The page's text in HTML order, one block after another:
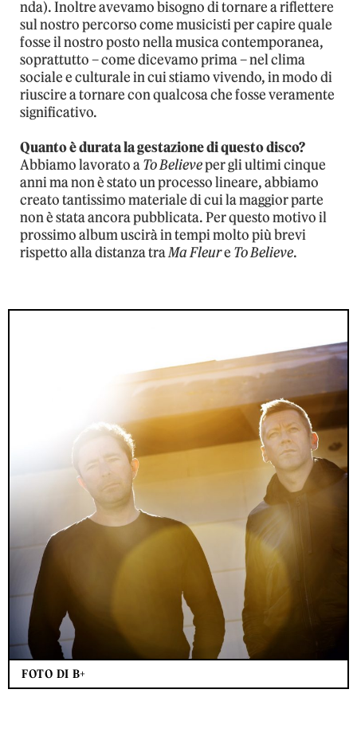
nda). Inoltre avevamo bisogno di tornare a riflettere
sul nostro percorso come musicisti per capire quale
fosse il nostro posto nella musica contemporanea,
soprattutto – come dicevamo prima – nel clima
sociale e culturale in cui stiamo vivendo, in modo di
riuscire a tornare con qualcosa che fosse veramente
significativo.
Quanto è durata la gestazione di questo disco?
Abbiamo lavorato aTo Believeper gli ultimi cinque
anni ma non è stato un processo lineare, abbiamo
creato tantissimo materiale di cui la maggior parte
non è stata ancora pubblicata. Per questo motivo il
prossimo album uscirà in tempi molto più brevi
rispetto alla distanza traMa Fleure To Believe.
FOTO DI B+